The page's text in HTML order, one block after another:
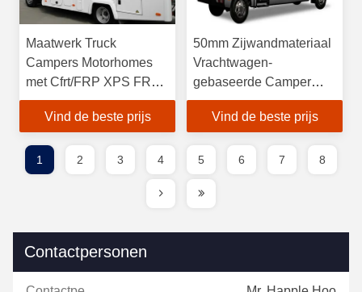
Maatwerk Truck
Campers Motorhomes
met Cfrt/FRP XPS FRP
Zijwanden en Optionele
Aluminium Isolatie
Vind de beste prijs
50mm Zijwandmateriaal
Vrachtwagen-
gebaseerde Camper
Optionele Alkoof voor
Voordeel
Vind de beste prijs
1 2 3 4 5 6 7 8
Contactpersonen